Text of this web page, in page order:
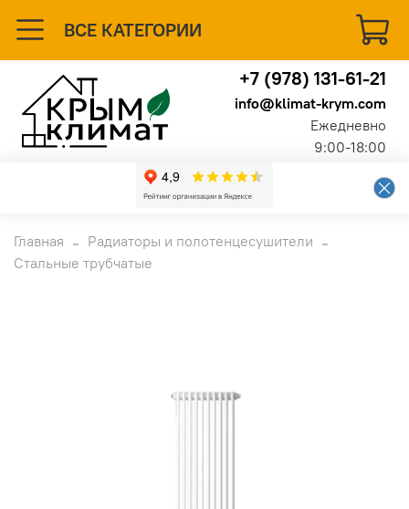
ВСЕ КАТЕГОРИИ
+7 (978) 131-61-21
info@klimat-krym.com
Ежедневно
9:00-18:00
Главная
Радиаторы и полотенцесушители
Стальные трубчатые